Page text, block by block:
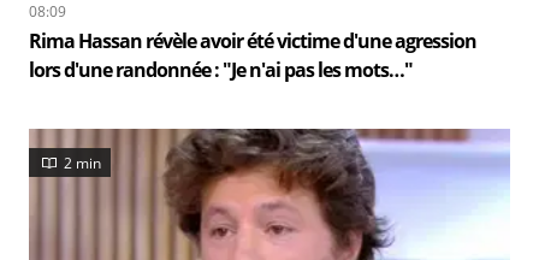
08:09
Rima Hassan révèle avoir été victime d'une agression
lors d'une randonnée : "Je n'ai pas les mots…"
2 min